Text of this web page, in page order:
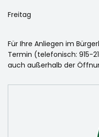
Freitag
Für Ihre Anliegen im
Termin (telefonisch: 915-
auch außerhalb der